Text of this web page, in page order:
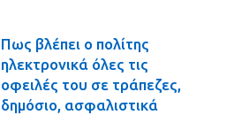
Πως βλέπει ο πολίτης
ηλεκτρονικά όλες τις
οφειλές του σε τράπεζες,
δημόσιο, ασφαλιστικά